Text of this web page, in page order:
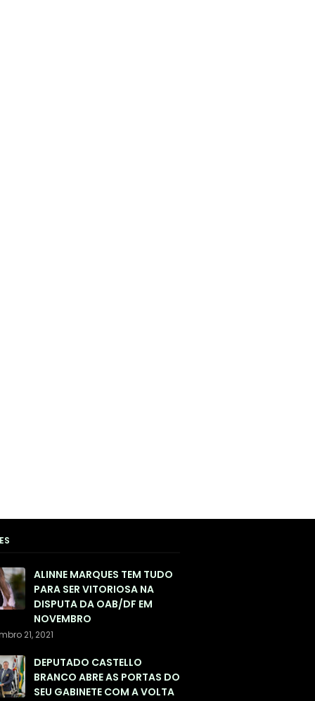
ALINNE MARQUES TEM TUDO
PARA SER VITORIOSA NA
DISPUTA DA OAB/DF EM
NOVEMBRO
21, 2021
DEPUTADO CASTELLO
BRANCO ABRE AS PORTAS DO
SEU GABINETE COM A VOLTA